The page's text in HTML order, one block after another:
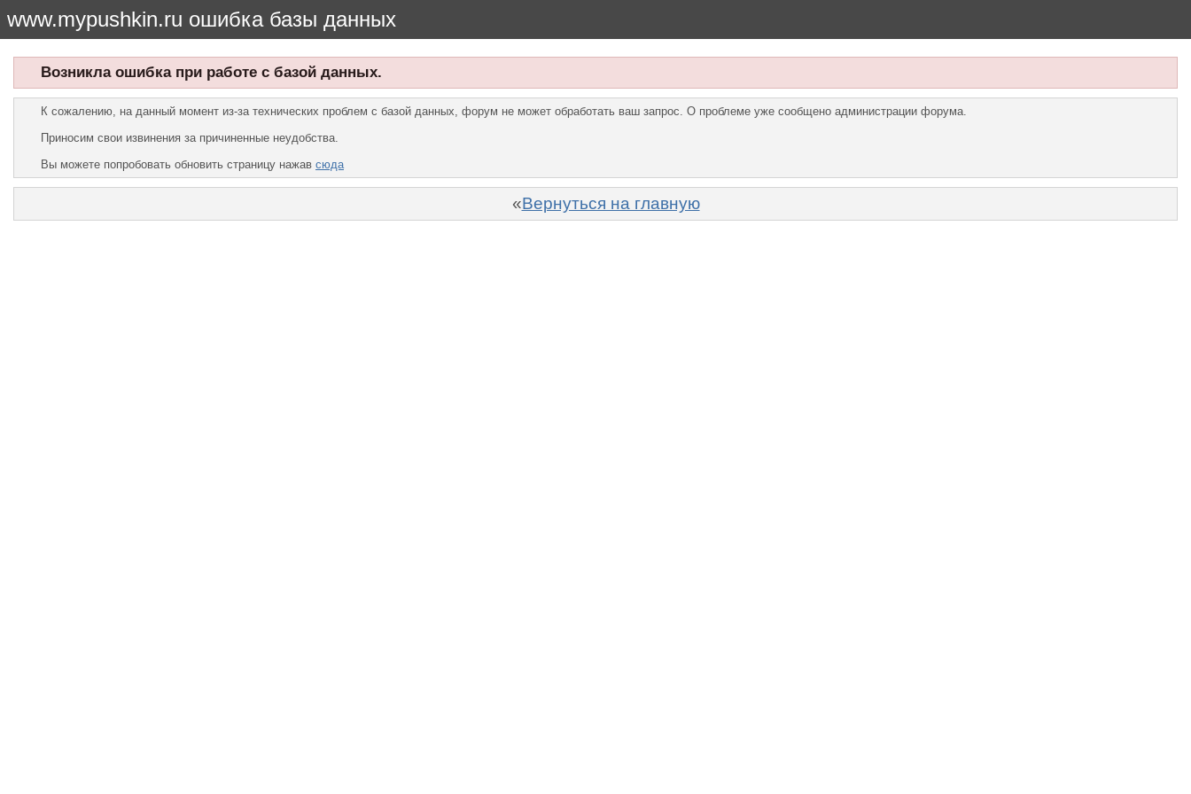
www.mypushkin.ru ошибка базы данных
Возникла ошибка при работе с базой данных.
К сожалению, на данный момент из-за технических проблем с базой данных, форум не может обработать ваш запрос. О проблеме уже сообщено администрации форума.
Приносим свои извинения за причиненные неудобства.
Вы можете попробовать обновить страницу нажав сюда
«Вернуться на главную